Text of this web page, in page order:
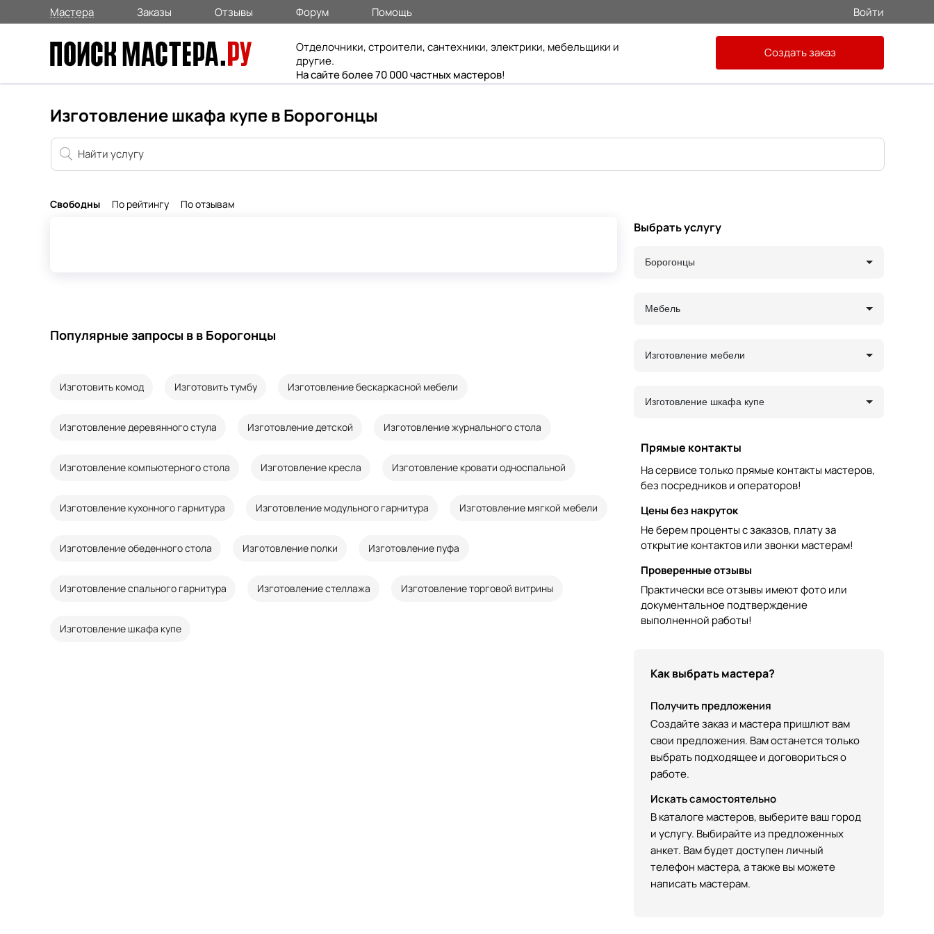
Мастера Заказы Отзывы Форум Помощь Войти
Отделочники, строители, сантехники, электрики, мебельщики и
другие.
На сайте более 70 000 частных мастеров!
Создать заказ
Изготовление шкафа купе в Борогонцы
Свободны По рейтингу По отзывам
Популярные запросы в в Борогонцы
Изготовить комод Изготовить тумбу Изготовление бескаркасной мебели
Изготовление деревянного стула Изготовление детской Изготовление журнального стола
Изготовление компьютерного стола Изготовление кресла Изготовление кровати односпальной
Изготовление кухонного гарнитура Изготовление модульного гарнитура Изготовление мягкой мебели
Изготовление обеденного стола Изготовление полки Изготовление пуфа
Изготовление спального гарнитура Изготовление стеллажа Изготовление торговой витрины
Изготовление шкафа купе
Выбрать услугу
Борогонцы
Мебель
Изготовление мебели
Изготовление шкафа купе
Прямые контакты
На сервисе только прямые контакты мастеров,
без посредников и операторов!
Цены без накруток
Не берем проценты с заказов, плату за
открытие контактов или звонки мастерам!
Проверенные отзывы
Практически все отзывы имеют фото или
документальное подтверждение
выполненной работы!
Как выбрать мастера?
Получить предложения
Создайте заказ и мастера пришлют вам
свои предложения. Вам останется только
выбрать подходящее и договориться о
работе.
Искать самостоятельно
В каталоге мастеров, выберите ваш город
и услугу. Выбирайте из предложенных
анкет. Вам будет доступен личный
телефон мастера, а также вы можете
написать мастерам.